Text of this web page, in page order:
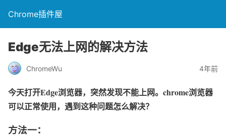
Chrome插件屋
Edge无法上网的解决方法
ChromeWu 4年前
今天打开Edge浏览器，突然发现不能上网。chrome浏览器
可以正常使用，遇到这种问题怎么解决？
方法一：